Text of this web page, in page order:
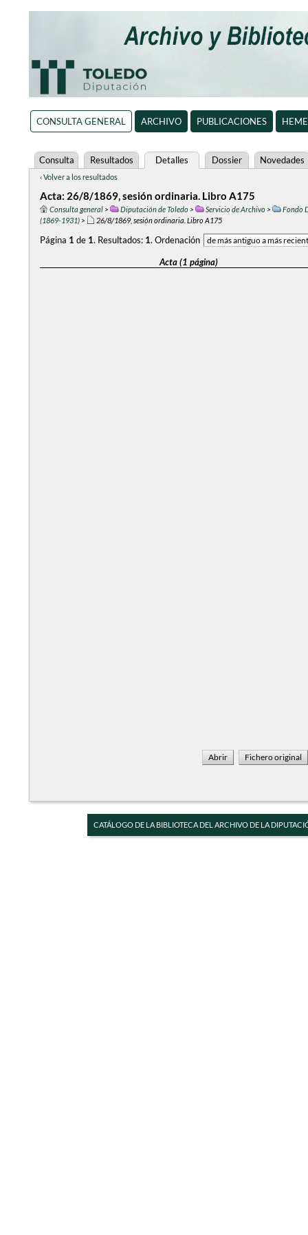
CONSULTA GENERAL ARCHIVO PUBLICACIONES
Consulta Resultados Detalles Dossier Novedades
‹ Volver a los resultados
Acta: 26/8/1869, sesión ordinaria. Libro A175
Consulta general> Diputación de Toledo> Servicio de Archivo>
Fondo
(1869-1931)> 26/8/1869, sesión ordinaria. Libro A175
Página 1 de 1. Resultados: 1. Ordenación
Acta (1 página)
CATÁLOGO DE LA BIBLIOTECA DEL ARCHIVO DE LA